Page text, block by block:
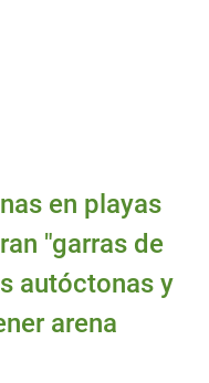
en playas
"garras de
autóctonas y
arena